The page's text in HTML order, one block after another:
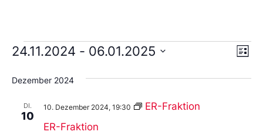
Liste
24.11.2024 - 06.01.2025
Sie
das
aus.
Dezember 2024
DI.
10
ER-Fraktion
10. Dezember 2024, 19:30 ER-Fraktion